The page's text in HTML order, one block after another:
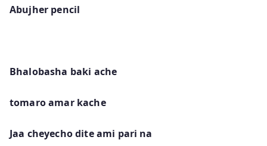
Abujher pencil
Bhalobasha baki ache
tomaro amar kache
Jaa cheyecho dite ami pari na